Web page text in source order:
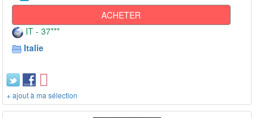
ACHETER
IT - 37***
Italie
+ ajout à ma sélection